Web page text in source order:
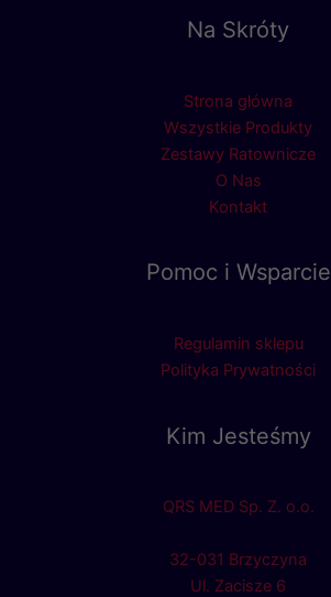
Na Skróty
Strona główna
Wszystkie Produkty
Zestawy Ratownicze
O Nas
Kontakt
Pomoc i Wsparcie
Regulamin sklepu
Polityka Prywatności
Kim Jesteśmy
QRS MED Sp. Z. o.o.
32-031 Brzyczyna
Ul. Zacisze 6